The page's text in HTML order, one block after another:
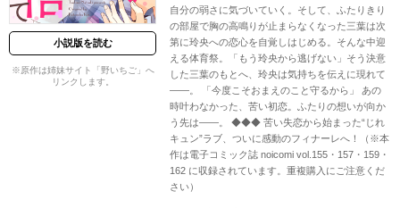
小説版を読む
※原作は姉妹サイト「野いちご」へ
リンクします。
自分の弱さに気づいていく。そして、ふたりきり
の部屋で胸の高鳴りが止まらなくなった三葉は次
第に玲央への恋心を自覚しはじめる。そんな中迎
える体育祭。「もう玲央から逃げない」そう決意
した三葉のもとへ、玲央は気持ちを伝えに現れて
――。 「今度こそおまえのこと守るから」 あの
時叶わなかった、苦い初恋。ふたりの想いが向か
う先は――。 ◆◆◆ 苦い失恋から始まった“じれ
キュン”ラブ、ついに感動のフィナーレへ！（※本
作は電子コミック誌 noicomi vol.155・157・159・
162 に収録されています。重複購入にご注意くだ
さい）